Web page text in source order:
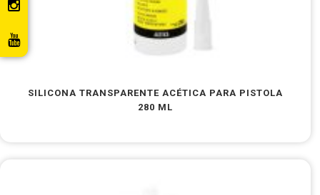
SILICONA TRANSPARENTE ACÉTICA PARA PISTOLA
280 ML